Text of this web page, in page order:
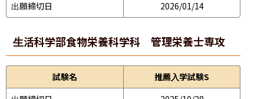
出願締切日 2026/01/14
生活科学部食物栄養科学科 管理栄養士専攻
試験名
推薦入学試験S